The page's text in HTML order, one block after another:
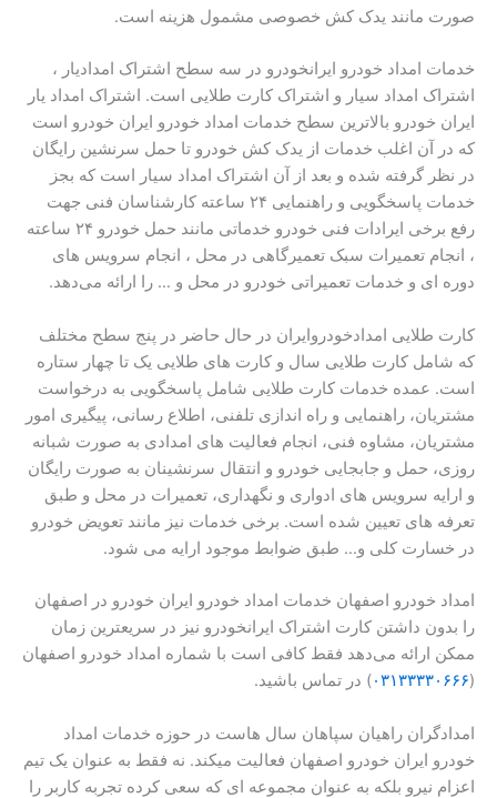
صورت مانند یدک کش خصوصی مشمول هزینه است.
خدمات امداد خودرو ایرانخودرو در سه سطح اشتراک امدادیار ،
اشتراک امداد سیار و اشتراک کارت طلایی است. اشتراک امداد یار
ایران خودرو بالاترین سطح خدمات امداد خودرو ایران خودرو است
که در آن اغلب خدمات از یدک کش خودرو تا حمل سرنشین رایگان
در نظر گرفته شده و بعد از آن اشتراک امداد سیار است که بجز
خدمات پاسخگویی و راهنمایی ۲۴ ساعته کارشناسان فنی جهت
رفع برخی ایرادات فنی خودرو خدماتی مانند حمل خودرو ۲۴ ساعته
، انجام تعمیرات سبک تعمیرگاهی در محل ، انجام سرویس های
دوره ای و خدمات تعمیراتی خودرو در محل و … را ارائه می‌دهد.
کارت طلایی امدادخودروایران در حال حاضر در پنج سطح مختلف
که شامل کارت طلایی سال و کارت های طلایی یک تا چهار ستاره
است. عمده خدمات کارت طلایی شامل پاسخگویی به درخواست
مشتریان، راهنمایی و راه اندازی تلفنی، اطلاع رسانی، پیگیری امور
مشتریان،‌ مشاوه فنی، انجام فعالیت های امدادی به صورت شبانه
روزی، حمل و جابجایی خودرو و انتقال سرنشینان به صورت رایگان
و ارایه سرویس های ادواری و نگهداری، تعمیرات در محل و طبق
تعرفه های تعیین شده است. برخی خدمات نیز مانند تعویض خودرو
در خسارت کلی و… طبق ضوابط موجود ارایه می شود.
امداد خودرو اصفهان خدمات امداد خودرو ایران خودرو در اصفهان
را بدون داشتن کارت اشتراک ایرانخودرو نیز در سریعترین زمان
ممکن ارائه می‌دهد فقط کافی است با شماره امداد خودرو اصفهان
(۰۳۱۳۳۳۳۰۶۶۶) در تماس باشید.
امدادگران راهیان سپاهان سال هاست در حوزه خدمات امداد
خودرو ایران خودرو اصفهان فعالیت میکند. نه فقط به عنوان یک تیم
اعزام نیرو بلکه به عنوان مجموعه ای که سعی کرده تجربه کاربر را